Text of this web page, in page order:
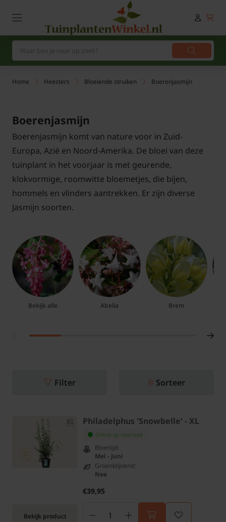
Home Heesters Bloeiende struiken Boerenjasmijn
Boerenjasmijn
Boerenjasmijn komt van nature voor in Zuid-
Europa, Azië en Noord-Amerika. De bloei van deze
tuinplant in het voorjaar is met geurende,
klokvormige, roomwitte bloemetjes, die bijen,
hommels en vlinders aantrekken. Er zijn diverse
Jasmijn soorten.
Bekijk alle Abelia Brem
Filter Sorteer
Bekijk product
Philadelphus 'Snowbelle' - XL
Online op voorraad
Bloeitijd:
Mei - Juni
Groenblijvend:
Nee
€39,95